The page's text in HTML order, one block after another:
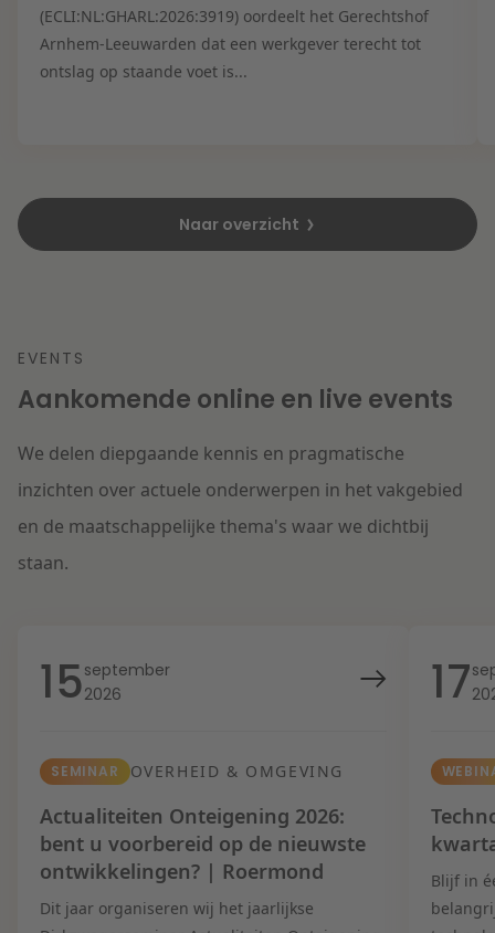
(ECLI:NL:GHARL:2026:3919) oordeelt het Gerechtshof
Arnhem-Leeuwarden dat een werkgever terecht tot
ontslag op staande voet is...
Naar overzicht
EVENTS
Aankomende online en live events
We delen diepgaande kennis en pragmatische
inzichten over actuele onderwerpen in het vakgebied
en de maatschappelijke thema's waar we dichtbij
staan.
15september
2026
SEMINAR OVERHEID & OMGEVING
Actualiteiten Onteigening 2026:
bent u voorbereid op de nieuwste
ontwikkelingen? | Roermond
Dit jaar organiseren wij het jaarlijkse
17
Blijf in